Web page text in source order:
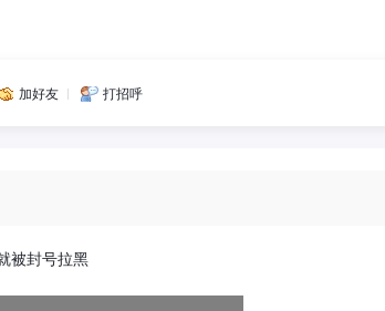
加好友 打招呼
被封号拉黑